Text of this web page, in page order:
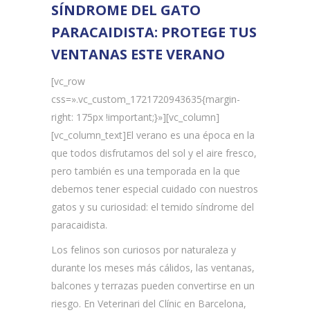
SÍNDROME DEL GATO
PARACAIDISTA: PROTEGE TUS
VENTANAS ESTE VERANO
[vc_row
css=».vc_custom_1721720943635{margin-
right: 175px !important;}»][vc_column]
[vc_column_text]El verano es una época en la
que todos disfrutamos del sol y el aire fresco,
pero también es una temporada en la que
debemos tener especial cuidado con nuestros
gatos y su curiosidad: el temido síndrome del
paracaidista.
Los felinos son curiosos por naturaleza y
durante los meses más cálidos, las ventanas,
balcones y terrazas pueden convertirse en un
riesgo. En Veterinari del Clínic en Barcelona,